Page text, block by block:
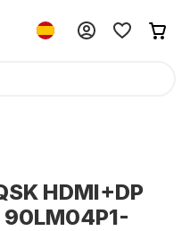
HDMI+DP
90LM04P1-